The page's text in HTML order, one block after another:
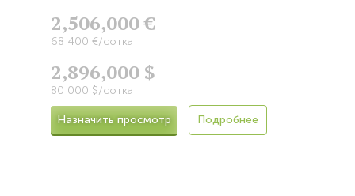
2,506,000 €
68 400 €/сотка
2,896,000 $
80 000 $/сотка
Назначить просмотр Подробнее